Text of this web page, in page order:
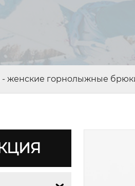
- женские горнолыжные